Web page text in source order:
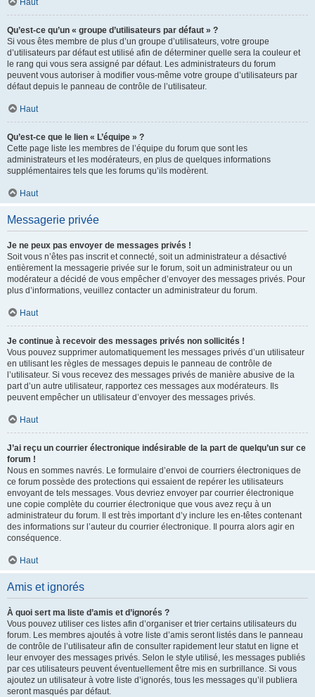
Haut
Qu’est-ce qu’un « groupe d’utilisateurs par défaut » ?
Si vous êtes membre de plus d’un groupe d’utilisateurs, votre groupe
d’utilisateurs par défaut est utilisé afin de déterminer quelle sera la couleur et
le rang qui vous sera assigné par défaut. Les administrateurs du forum
peuvent vous autoriser à modifier vous-même votre groupe d’utilisateurs par
défaut depuis le panneau de contrôle de l’utilisateur.
Haut
Qu’est-ce que le lien « L’équipe » ?
Cette page liste les membres de l’équipe du forum que sont les
administrateurs et les modérateurs, en plus de quelques informations
supplémentaires tels que les forums qu’ils modèrent.
Haut
Messagerie privée
Je ne peux pas envoyer de messages privés !
Soit vous n’êtes pas inscrit et connecté, soit un administrateur a désactivé
entièrement la messagerie privée sur le forum, soit un administrateur ou un
modérateur a décidé de vous empêcher d’envoyer des messages privés. Pour
plus d’informations, veuillez contacter un administrateur du forum.
Haut
Je continue à recevoir des messages privés non sollicités !
Vous pouvez supprimer automatiquement les messages privés d’un utilisateur
en utilisant les règles de messages depuis le panneau de contrôle de
l’utilisateur. Si vous recevez des messages privés de manière abusive de la
part d’un autre utilisateur, rapportez ces messages aux modérateurs. Ils
peuvent empêcher un utilisateur d’envoyer des messages privés.
Haut
J’ai reçu un courrier électronique indésirable de la part de quelqu’un sur ce
forum !
Nous en sommes navrés. Le formulaire d’envoi de courriers électroniques de
ce forum possède des protections qui essaient de repérer les utilisateurs
envoyant de tels messages. Vous devriez envoyer par courrier électronique
une copie complète du courrier électronique que vous avez reçu à un
administrateur du forum. Il est très important d’y inclure les en-têtes contenant
des informations sur l’auteur du courrier électronique. Il pourra alors agir en
conséquence.
Haut
Amis et ignorés
À quoi sert ma liste d’amis et d’ignorés ?
Vous pouvez utiliser ces listes afin d’organiser et trier certains utilisateurs du
forum. Les membres ajoutés à votre liste d’amis seront listés dans le panneau
de contrôle de l’utilisateur afin de consulter rapidement leur statut en ligne et
leur envoyer des messages privés. Selon le style utilisé, les messages publiés
par ces utilisateurs peuvent éventuellement être mis en surbrillance. Si vous
ajoutez un utilisateur à votre liste d’ignorés, tous les messages qu’il publiera
seront masqués par défaut.